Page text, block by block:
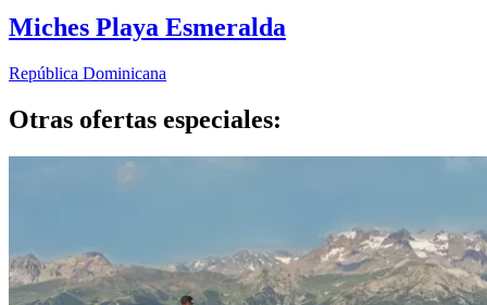
Miches Playa Esmeralda
República Dominicana
Otras ofertas especiales: